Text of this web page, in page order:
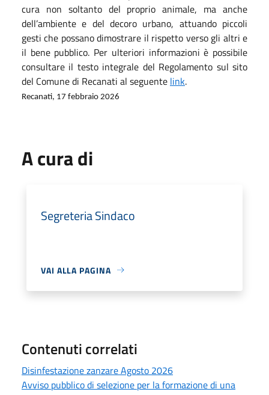
cura non soltanto del proprio animale, ma anche
dell’ambiente e del decoro urbano, attuando piccoli
gesti che possano dimostrare il rispetto verso gli altri e
il bene pubblico. Per ulteriori informazioni è possibile
consultare il testo integrale del Regolamento sul sito
del Comune di Recanati al seguente link.
Recanati, 17 febbraio 2026
A cura di
Segreteria Sindaco
VAI ALLA PAGINA
Contenuti correlati
Disinfestazione zanzare Agosto 2026
Avviso pubblico di selezione per la formazione di una